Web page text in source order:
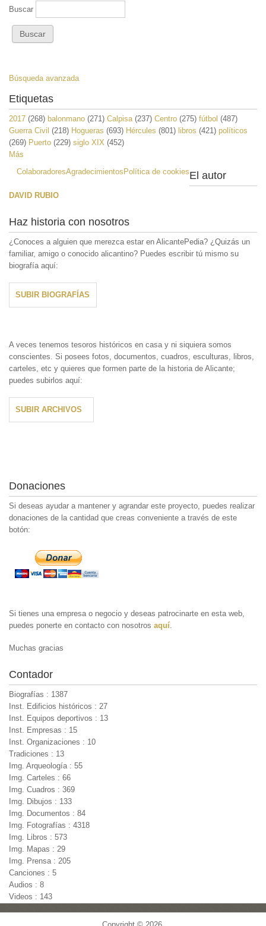
Buscar
Búsqueda avanzada
Etiquetas
2017 (268) balonmano (271) Calpisa(237) Centro (275) fútbol (487)
Guerra Civil (218) Hogueras (693) Hércules (801) libros (421) políticos
(269) Puerto (229) siglo XIX (452)
Más
ColaboradoresAgradecimientosPolítica de cookiesEl autor
DAVID RUBIO
Haz historia con nosotros
¿Conoces a alguien que merezca estar en AlicantePedia? ¿Quizás un
familiar, amigo o conocido alicantino? Puedes escribir tú mismo su
biografía aquí:
SUBIR BIOGRAFÍAS
A veces tenemos tesoros históricos en casa y ni siquiera somos
conscientes. Si posees fotos, documentos, cuadros, esculturas, libros,
carteles, etc y quieres que formen parte de la historia de Alicante;
puedes subirlos aquí:
SUBIR ARCHIVOS
Donaciones
Si deseas ayudar a mantener y agrandar este proyecto, puedes realizar
donaciones de la cantidad que creas conveniente a través de este
botón:
Si tienes una empresa o negocio y deseas patrocinarte en esta web,
puedes ponerte en contacto con nosotros aquí
Muchas gracias
Contador
Biografías : 1387
Inst. Edificios históricos : 27
Inst. Equipos deportivos : 13
Inst. Empresas : 15
Inst. Organizaciones : 10
Tradiciones : 13
Img. Arqueología : 55
Img. Carteles : 66
Img. Cuadros : 369
Img. Dibujos : 133
Img. Documentos : 84
Img. Fotografías : 4318
Img. Libros : 573
Img. Mapas : 29
Img. Prensa : 205
Canciones : 5
Audios : 8
Videos : 143